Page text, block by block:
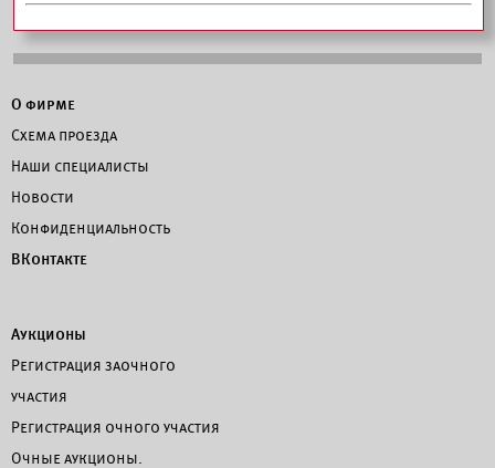
О фирме
Схема проезда
Наши специалисты
Новости
Конфиденциальность
ВКонтакте
Аукционы
Регистрация заочного
участия
Регистрация очного участия
Очные аукционы.